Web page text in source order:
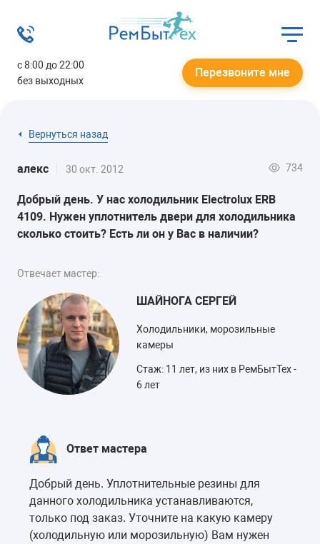
с 8:00 до 22:00
без выходных
Перезвоните мне
Вернуться назад
алекс 30 окт. 2012 734
Добрый день. У нас холодильник Electrolux ERB
4109. Нужен уплотнитель двери для холодильника
сколько стоить? Есть ли он у Вас в наличии?
Отвечает мастер:
ШАЙНОГА СЕРГЕЙ
Холодильники, морозильные
камеры
Стаж: 11 лет, из них в РемБытТех -
6 лет
Ответ мастера
Добрый день. Уплотнительные резины для
данного холодильника устанавливаются,
только под заказ. Уточните на какую камеру
(холодильную или морозильную) Вам нужен